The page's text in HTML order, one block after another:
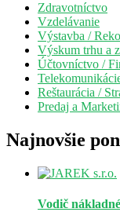
Zdravotníctvo
Vzdelávanie
Výstavba /
Výskum trhu a
Účtovníctvo /
Reštaurácia /
Predaj a
Najnovšie
Vodič